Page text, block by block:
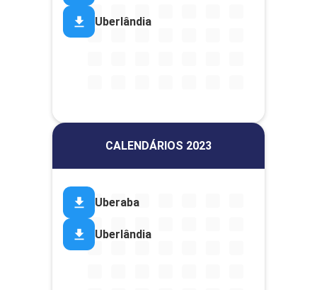
Uberlândia
CALENDÁRIOS 2023
Uberaba
Uberlândia